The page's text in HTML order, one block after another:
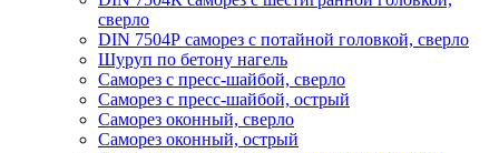
сверло
DIN 7504Р саморез с потайной головкой, сверло
Шуруп по бетону нагель
Саморез с пресс-шайбой, сверло
Саморез с пресс-шайбой, острый
Саморез оконный, сверло
Саморез оконный, острый